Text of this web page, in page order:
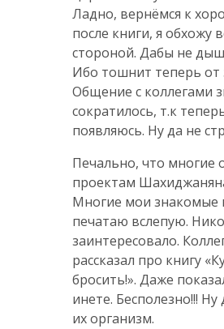
Ладно, вернёмся к
после книги, я обхожу
стороной. Дабы не
Ибо тошнит теперь от
Общение с коллегами
сократилось, т.к
появляюсь. Ну да не
Печально, что многие
проектам
Многие мои знакомые
печатаю вслепую.
заинтересовало.
рассказал про книгу
бросить!». Даже
инете. Бесполезно!!! Ну
их организм.